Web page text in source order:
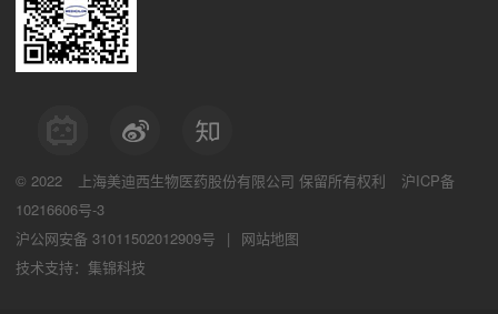
© 2022 上海美迪西生物医药股份有限公司 保留所有权利
沪ICP备
10216606号-3
沪公网安备 31011502012909号
|
网站地图
技术支持：集锦科技